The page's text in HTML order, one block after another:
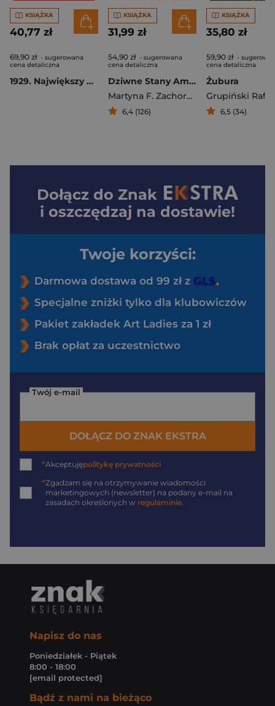
KSIĄŻKA
40,77 zł
69,90 zł - sugerowana
cena detaliczna
1929. Największy krach w historii Wall Street
KSIĄŻKA
31,99 zł
54,90 zł - sugerowana
cena detaliczna
Dziwne Stany Ameryki
Martyna F. Zachorska
6,4 (126)
KSIĄŻKA
35,80 zł
59,90 zł -
cena detaliczna
Żubura
Grupiński Rafał
6,5 (34)
Dołącz do Znak
i oszczędzaj na dostawie!
Twoje korzyści:
Darmowa dostawa od 99 zł z
Specjalne zniżki tylko dla klubowiczów
Pakiet zakładek Art Ladies za 1 zł
Brak opłat za uczestnictwo
Twój e-mail
DOŁĄCZ DO ZNAK EKSTRA
*Akceptujępolitykę prywatności
*Zgadzam się na otrzymywanie wiadomości
marketingowych (newsletter) na podany e-mail na
zasadach określonych w regulaminie
Napisz do nas
Poniedziałek - Piątek
8:00 - 18:00
[email protected]
Bądź z nami na bieżąco